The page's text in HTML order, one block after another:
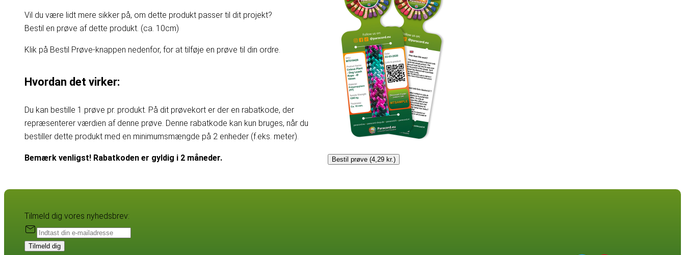
Vil du være lidt mere sikker på, om dette produkt passer til dit projekt?
Bestil en prøve af dette produkt. (ca. 10cm)
Klik på Bestil Prøve-knappen nedenfor, for at tilføje en prøve til din ordre.
Hvordan det virker:
Du kan bestille 1 prøve pr. produkt. På dit prøvekort er der en rabatkode, der
repræsenterer værdien af denne prøve. Denne rabatkode kan kun bruges, når du
bestiller dette produkt med en minimumsmængde på 2 enheder (f.eks. meter).
Bemærk venligst! Rabatkoden er gyldig i 2 måneder. Bestil prøve (4,29 kr.)
Tilmeld dig vores nyhedsbrev:
Tilmeld dig